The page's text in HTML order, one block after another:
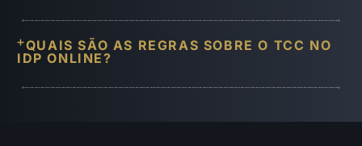
QUAIS SÃO AS REGRAS SOBRE O TCC NO
IDP ONLINE?